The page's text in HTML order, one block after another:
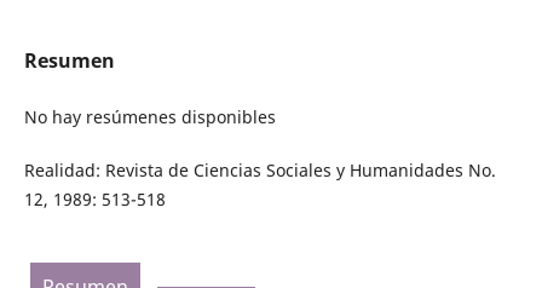
Resumen
No hay resúmenes disponibles
Realidad: Revista de Ciencias Sociales y Humanidades No.
12, 1989: 513-518